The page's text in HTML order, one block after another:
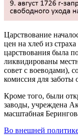
Царствование
цен на хлеб из
царствования была
ликвидированы
совет с воеводами),
комиссия для заботы
Кроме того, были
заводы, учреждена
масштабная
Во внешней